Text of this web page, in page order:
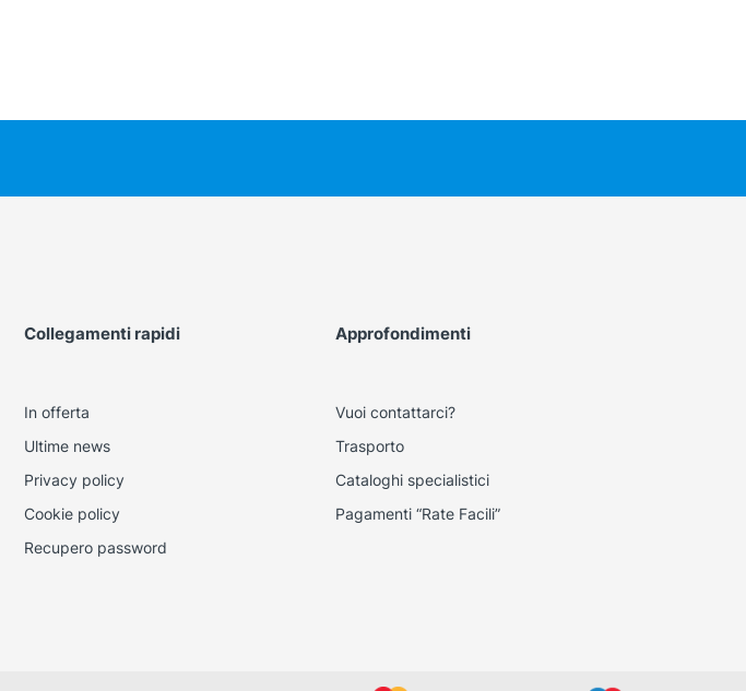
Collegamenti rapidi
In offerta
Ultime news
Privacy policy
Cookie policy
Recupero password
Approfondimenti
Vuoi contattarci?
Trasporto
Cataloghi specialistici
Pagamenti “Rate Facili”